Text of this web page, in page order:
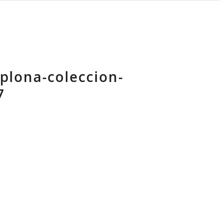
coleccion-